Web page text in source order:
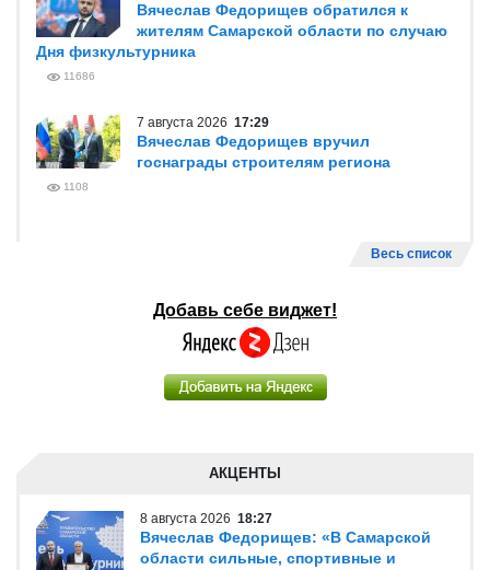
Вячеслав Федорищев обратился к
жителям Самарской области по случаю
Дня физкультурника
11686
7 августа 2026 17:29
Вячеслав Федорищев вручил
госнаграды строителям региона
1108
Весь список
Добавь себе виджет!
АКЦЕНТЫ
8 августа 2026 18:27
Вячеслав Федорищев: «В Самарской
области сильные, спортивные и